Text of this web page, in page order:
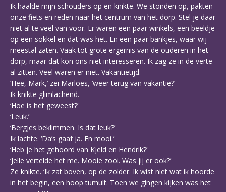
Ik haalde mijn schouders op en knikte. We stonden op, pakten
onze fiets en reden naar het centrum van het dorp. Stel je daar
niet al te veel van voor. Er waren een paar winkels, een beeldje
op een sokkel en dat was het. En een paar bankjes, waar wij
meestal zaten. Vaak tot grote ergernis van de ouderen in het
dorp, maar dat kon ons niet interesseren. Ik zag ze in de verte
al zitten. Veel waren er niet. Vakantietijd.
‘Hee, Mark,’ zei Marloes, ‘weer terug van vakantie?’
Ik knikte glimlachend.
‘Hoe is het geweest?’
‘Leuk.’
‘Bergjes beklimmen. Is dat leuk?’
Ik lachte. ‘Da’s gaaf ja. En mooi.’
‘Heb je het gehoord van Kjeld en Hendrik?’
‘Jelle vertelde het me. Mooie zooi. Was jij er ook?’
Ze knikte. ‘Ik zat boven, op de zolder. Ik wist niet wat ik hoorde
in het begin, een hoop tumult. Toen we gingen kijken was het